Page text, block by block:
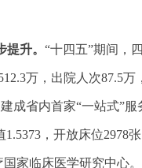
升。 “十四五”期间，
万，出院人次87.5
成省内首家“一站式”
1.5373，开放床位
家临床医学研究中心